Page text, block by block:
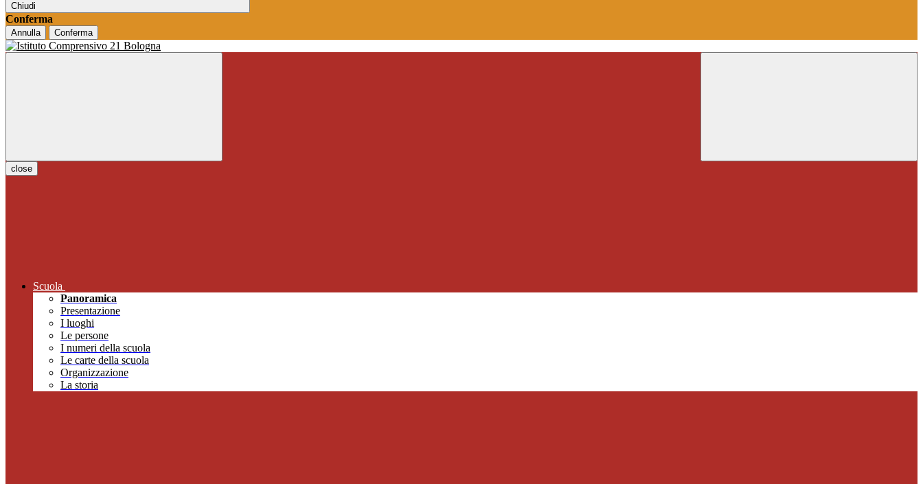
Chiudi
Conferma
Annulla Conferma
close
Scuola
Panoramica
Presentazione
I luoghi
Le persone
I numeri della scuola
Le carte della scuola
Organizzazione
La storia